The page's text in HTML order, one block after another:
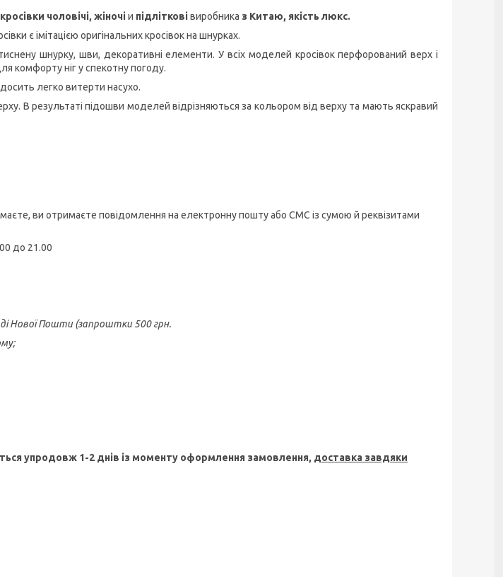
кросівки чоловічі, жіночі и підліткові виробника з Китаю, якість люкс.
є імітацією оригінальних кросівок на шнурках.
шнурку, шви, декоративні елементи. У всіх моделей кросівок перфорований верх і
комфорту ніг у спекотну погоду.
легко витерти насухо.
В результаті підошви моделей відрізняються за кольором від верху та мають яскравий
ви отримаєте повідомлення на електронну пошту або СМС із сумою й реквізитами
до 21.00
Нової Пошти (запроштки 500 грн.
упродовж 1-2 днів із моменту оформлення замовлення, доставка завдяки